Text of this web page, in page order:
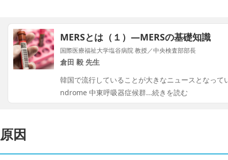
MERSとは（１）―MERSの基礎知識
国際医療福祉大学塩谷病院 教授／中央検査部部長
倉田 毅 先生
韓国で流行していることが大きなニュースとなっ
ndrome 中東呼吸器症候群...続きを読む
原因